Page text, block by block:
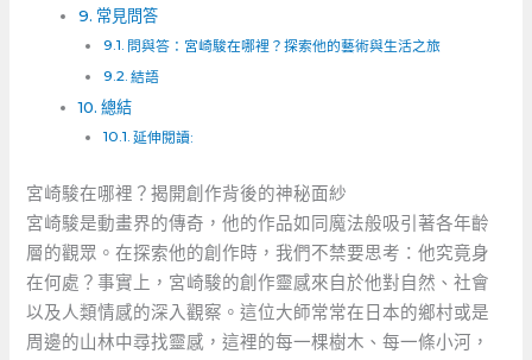
常見問答
問與答：宮崎駿在哪裡？探索他的藝術與生活之旅
結語
總結
延伸閱讀:
宮崎駿在哪裡？揭開創作背後的神秘面紗
宮崎駿是動畫界的傳奇，他的作品如同魔法般吸引著各年齡
層的觀眾。在探索他的創作時，我們不禁要思考：他究竟身
在何處？事實上，宮崎駿的創作靈感來自於他對自然、社會
以及人類情感的深入觀察。這位大師常常在日本的鄉村或是
周邊的山林中尋找靈感，這裡的每一棵樹木、每一條小河，